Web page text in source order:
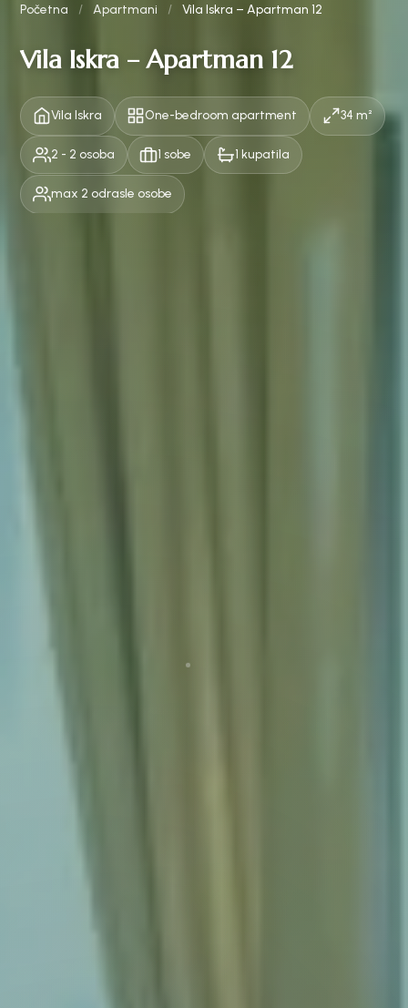
Početna / Apartmani / Vila Iskra – Apartman 12
Vila Iskra – Apartman 12
Vila Iskra One-bedroom apartment 34 m²
2 - 2 osoba 1 sobe 1 kupatila
max 2 odrasle osobe